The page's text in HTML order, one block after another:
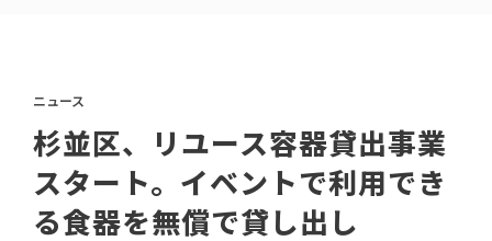
ニュース
杉並区、リユース容器貸出事業
スタート。イベントで利用でき
る食器を無償で貸し出し